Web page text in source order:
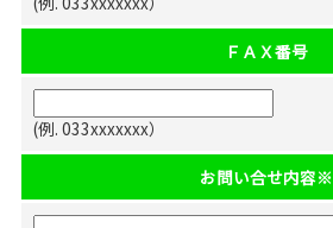
ＦＡＸ番号
(例. 033xxxxxxx）
お問い合せ内容※